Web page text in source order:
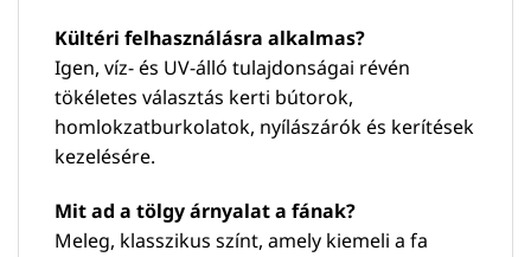
Kültéri felhasználásra alkalmas?
Igen, víz- és UV-álló tulajdonságai révén
tökéletes választás kerti bútorok,
homlokzatburkolatok, nyílászárók és kerítések
kezelésére.
Mit ad a tölgy árnyalat a fának?
Meleg, klasszikus színt, amely kiemeli a fa